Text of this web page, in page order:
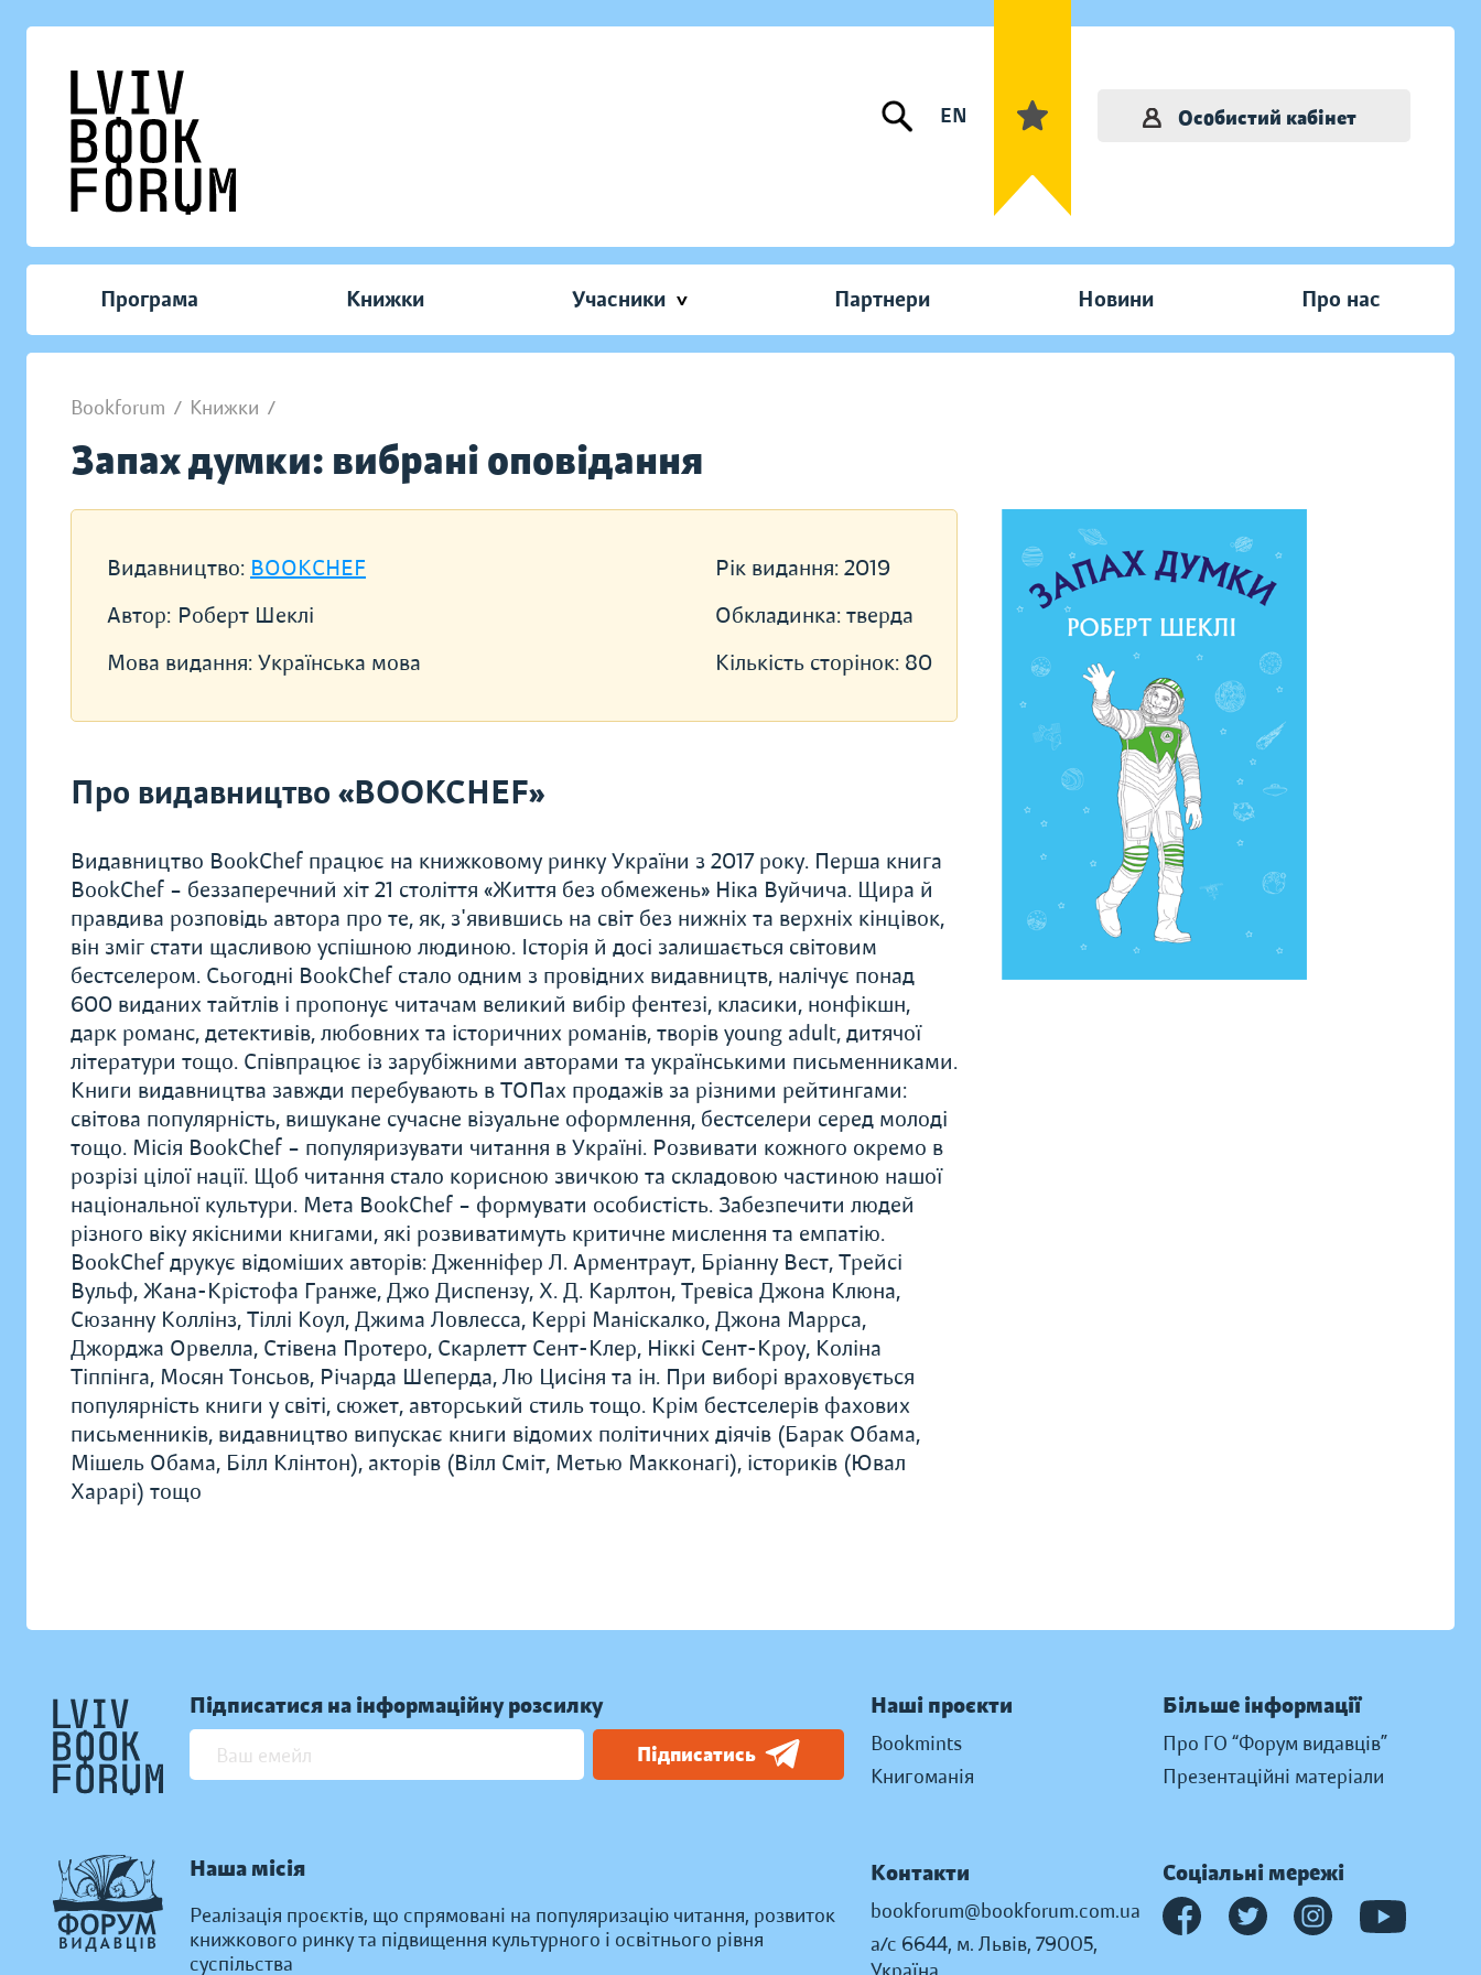
EN Особистий кабінет
Програма Книжки Учасники Партнери Новини Про нас
Bookforum / Книжки /
Запах думки: вибрані оповідання
Видавництво: BOOKCHEF
Автор: Роберт Шеклі
Мова видання: Українська мова
Рік видання: 2019
Обкладинка: тверда
Кількість сторінок: 80
Про видавництво «BOOKCHEF»
Видавництво BookChef працює на книжковому ринку України з 2017 року. Перша книга
BookChef – беззаперечний хіт 21 століття «Життя без обмежень» Ніка Вуйчича. Щира й
правдива розповідь автора про те, як, з'явившись на світ без нижніх та верхніх кінцівок,
він зміг стати щасливою успішною людиною. Історія й досі залишається світовим
бестселером. Сьогодні BookChef стало одним з провідних видавництв, налічує понад
600 виданих тайтлів і пропонує читачам великий вибір фентезі, класики, нонфікшн,
дарк романс, детективів, любовних та історичних романів, творів young adult, дитячої
літератури тощо. Співпрацює із зарубіжними авторами та українськими письменниками.
Книги видавництва завжди перебувають в ТОПах продажів за різними рейтингами:
світова популярність, вишукане сучасне візуальне оформлення, бестселери серед молоді
тощо. Місія BookChef – популяризувати читання в Україні. Розвивати кожного окремо в
розрізі цілої нації. Щоб читання стало корисною звичкою та складовою частиною нашої
національної культури. Мета BookChef – формувати особистість. Забезпечити людей
різного віку якісними книгами, які розвиватимуть критичне мислення та емпатію.
BookChef друкує відоміших авторів: Дженніфер Л. Арментраут, Бріанну Вест, Трейсі
Вульф, Жана-Крістофа Гранже, Джо Диспензу, Х. Д. Карлтон, Тревіса Джона Клюна,
Сюзанну Коллінз, Тіллі Коул, Джима Ловлесса, Керрі Маніскалко, Джона Маррса,
Джорджа Орвелла, Стівена Протеро, Скарлетт Сент-Клер, Ніккі Сент-Кроу, Коліна
Тіппінга, Мосян Тонсьов, Річарда Шеперда, Лю Цисіня та ін. При виборі враховується
популярність книги у світі, сюжет, авторський стиль тощо. Крім бестселерів фахових
письменників, видавництво випускає книги відомих політичних діячів (Барак Обама,
Мішель Обама, Білл Клінтон), акторів (Вілл Сміт, Метью Макконагі), істориків (Ювал
Харарі) тощо
Підписатися на інформаційну розсилку
Підписатись
Наша місія
Реалізація проєктів, що спрямовані на популяризацію читання, розвиток
книжкового ринку та підвищення культурного і освітнього рівня
суспільства
Наші проєкти
Bookmints
Книгоманія
Більше інформації
Про ГО “Форум видавців”
Презентаційні матеріали
Контакти
bookforum@bookforum.com.ua
а/с 6644, м. Львів, 79005,
Соціальні мережі